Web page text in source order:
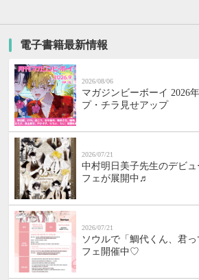
電子書籍最新情報
2026/08/06
マガジンビーボーイ 2026
プ・チラ見せアップ
2026/07/21
中村明日美子先生のデビ
フェが展開中♬
2026/07/21
ソウルで「鯛代くん、君
フェ開催中♡